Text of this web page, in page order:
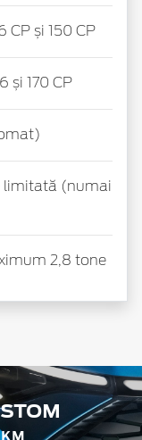
CP și 150 CP
și 170 CP
limitată (numai
2,8 tone